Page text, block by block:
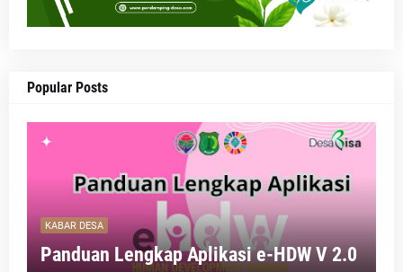
Popular Posts
KABAR DESA
Panduan Lengkap Aplikasi e-HDW V 2.0